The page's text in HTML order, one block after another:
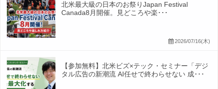
北米最大級の日本のお祭りJapan Festival
Canada8月開催。見どころや楽･･･
2026/07/16(木)
【参加無料】北米ビズ×テック・セミナー「デジ
タル広告の新潮流 AI任せで終わらせない 成･･･